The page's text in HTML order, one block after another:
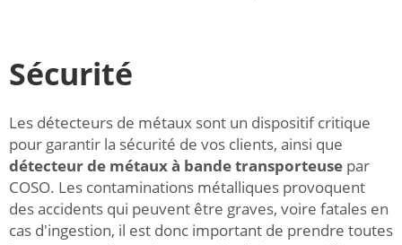
Sécurité
Les détecteurs de métaux sont un dispositif critique
pour garantir la sécurité de vos clients, ainsi que
détecteur de métaux à bande transporteuse par
COSO. Les contaminations métalliques provoquent
des accidents qui peuvent être graves, voire fatales en
cas d'ingestion, il est donc important de prendre toutes